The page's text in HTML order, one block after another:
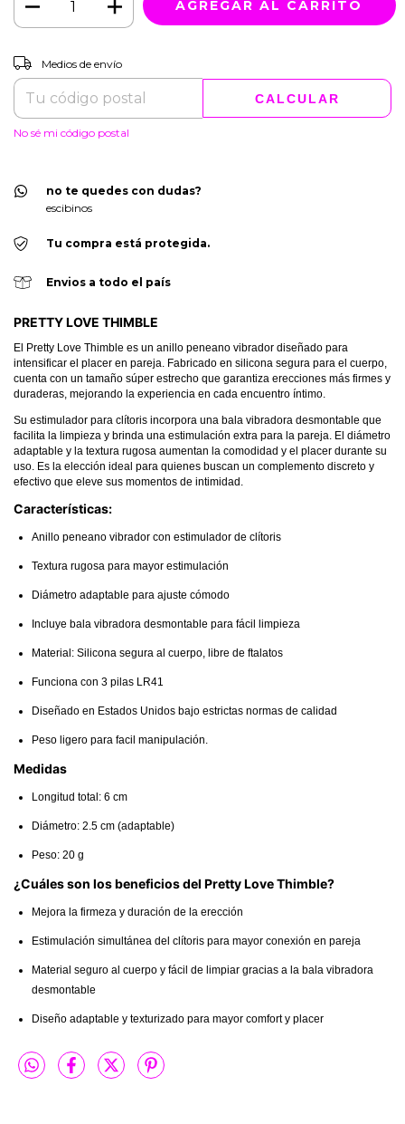
Entregas para el CP:
Medios de envío
CALCULAR
No sé mi código postal
no te quedes con dudas?
escibinos
Tu compra está protegida.
Envios a todo el país
PRETTY LOVE THIMBLE
El Pretty Love Thimble es un anillo peneano vibrador diseñado para
intensificar el placer en pareja. Fabricado en silicona segura para el cuerpo,
cuenta con un tamaño súper estrecho que garantiza erecciones más firmes y
duraderas, mejorando la experiencia en cada encuentro íntimo.
Su estimulador para clítoris incorpora una bala vibradora desmontable que
facilita la limpieza y brinda una estimulación extra para la pareja. El diámetro
adaptable y la textura rugosa aumentan la comodidad y el placer durante su
uso. Es la elección ideal para quienes buscan un complemento discreto y
efectivo que eleve sus momentos de intimidad.
Características:
Anillo peneano vibrador con estimulador de clítoris
Textura rugosa para mayor estimulación
Diámetro adaptable para ajuste cómodo
Incluye bala vibradora desmontable para fácil limpieza
Material: Silicona segura al cuerpo, libre de ftalatos
Funciona con 3 pilas LR41
Diseñado en Estados Unidos bajo estrictas normas de calidad
Peso ligero para facil manipulación.
Medidas
Longitud total: 6 cm
Diámetro: 2.5 cm (adaptable)
Peso: 20 g
¿Cuáles son los beneficios del Pretty Love Thimble?
Mejora la firmeza y duración de la erección
Estimulación simultánea del clítoris para mayor conexión en pareja
Material seguro al cuerpo y fácil de limpiar gracias a la bala vibradora
desmontable
Diseño adaptable y texturizado para mayor comfort y placer